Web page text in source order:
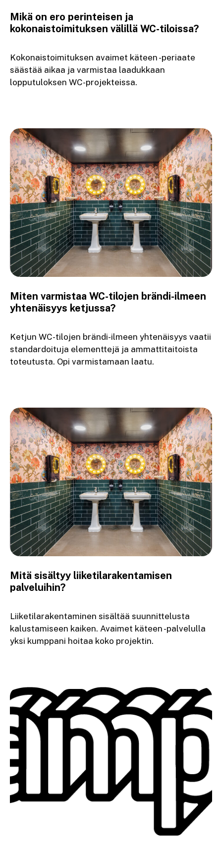
Mikä on ero perinteisen ja
kokonaistoimituksen välillä WC-tiloissa?
Kokonaistoimituksen avaimet käteen -periaate
säästää aikaa ja varmistaa laadukkaan
lopputuloksen WC-projekteissa.
Miten varmistaa WC-tilojen brändi-ilmeen
yhtenäisyys ketjussa?
Ketjun WC-tilojen brändi-ilmeen yhtenäisyys vaatii
standardoituja elementtejä ja ammattitaitoista
toteutusta. Opi varmistamaan laatu.
Mitä sisältyy liiketilarakentamisen
palveluihin?
Liiketilarakentaminen sisältää suunnittelusta
kalustamiseen kaiken. Avaimet käteen -palvelulla
yksi kumppani hoitaa koko projektin.